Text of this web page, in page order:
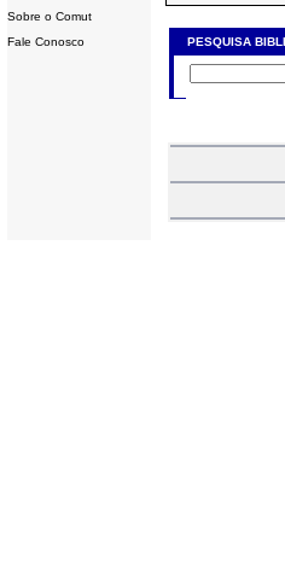
Sobre o Comut
Fale Conosco
PESQUISA